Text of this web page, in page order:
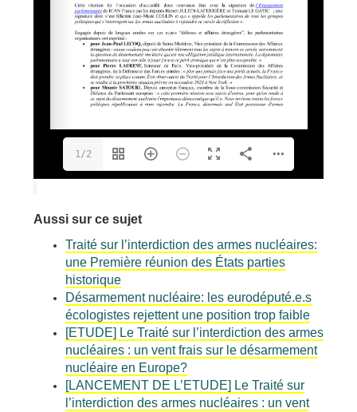
1/2
Aussi sur ce sujet
Traité sur l’interdiction des armes nucléaires:
une Première réunion des États parties
historique
Désarmement nucléaire: les eurodéputé.e.s
écologistes rejettent une position trop faible
[ETUDE] Le Traité sur l’interdiction des armes
nucléaires : un vent frais sur le désarmement
nucléaire en Europe?
[LANCEMENT DE L’ETUDE] Le Traité sur
l’interdiction des armes nucléaires : un vent